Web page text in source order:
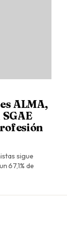
ALMA,
sigue
67,1% de